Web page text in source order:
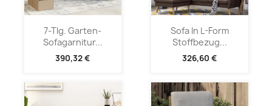
7-Tlg. Garten-
Sofagarnitur...
390,32 €
Sofa In L-Form
Stoffbezug...
326,60 €